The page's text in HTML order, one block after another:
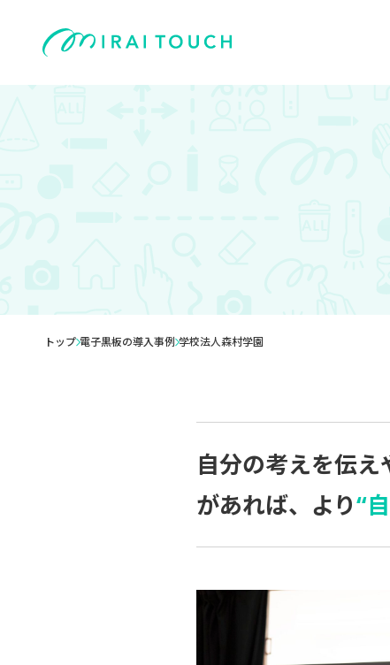
トップ 電子黒板の導入事例 学校法人森村学園
自分の考えを伝
があれば、より“